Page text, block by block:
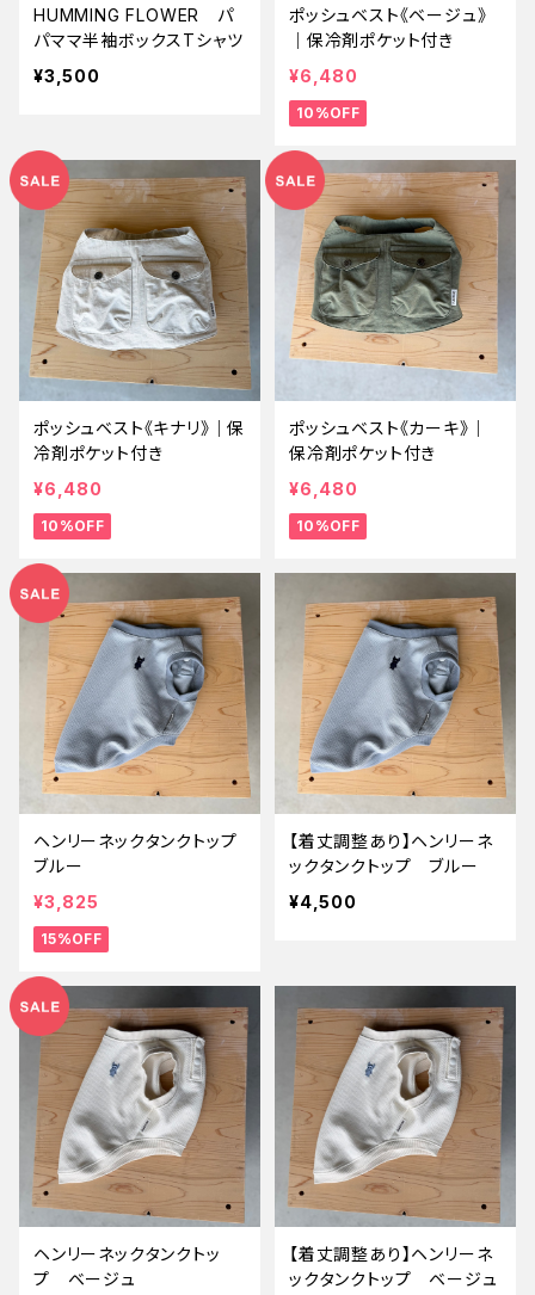
HUMMING FLOWER パ
パママ半袖ボックスTシャツ
¥3,500
ポッシュベスト《ベージュ》
｜保冷剤ポケット付き
¥6,480
10%OFF
ポッシュベスト《キナリ》｜保
冷剤ポケット付き
¥6,480
10%OFF
ポッシュベスト《カーキ》｜
保冷剤ポケット付き
¥6,480
10%OFF
ヘンリーネックタンクトップ
ブルー
¥3,825
15%OFF
【着丈調整あり】ヘンリーネ
ックタンクトップ ブルー
¥4,500
ヘンリーネックタンクトッ
プ ベージュ
【着丈調整あり】ヘンリーネ
ックタンクトップ ベージュ